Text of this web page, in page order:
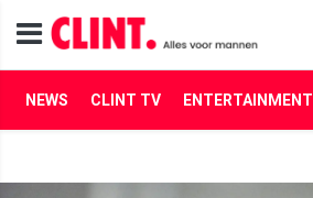
NEWS CLINT TV ENTERTAINMENT